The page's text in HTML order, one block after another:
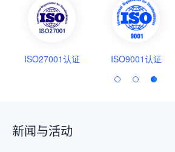
ISO27001认证 ISO9001认证
新闻与活动